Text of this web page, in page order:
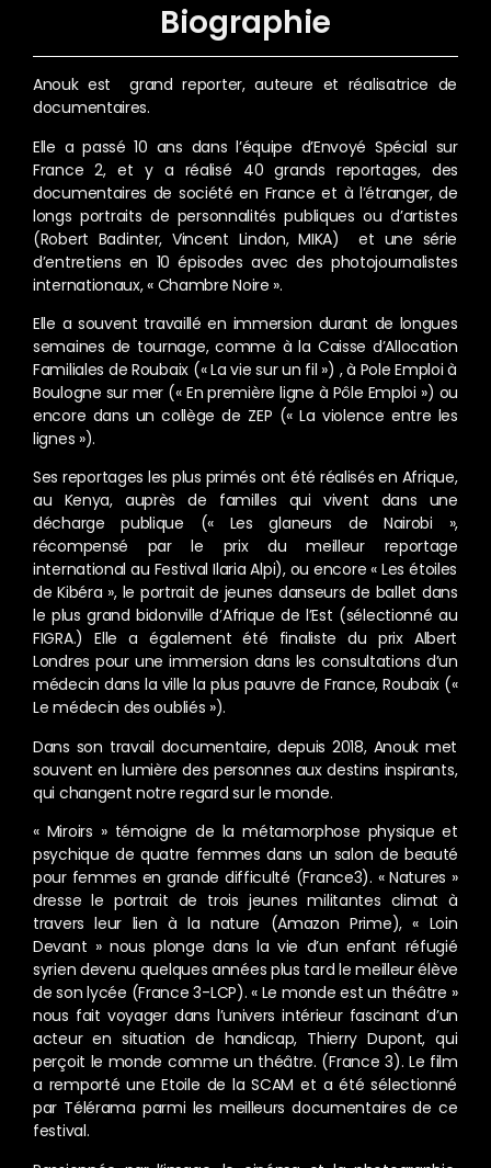
Biographie
Anouk est grand reporter, auteure et réalisatrice de
documentaires.
Elle a passé 10 ans dans l’équipe d’Envoyé Spécial sur
France 2, et y a réalisé 40 grands reportages, des
documentaires de société en France et à l’étranger, de
longs portraits de personnalités publiques ou d’artistes
(Robert Badinter, Vincent Lindon, MIKA) et une série
d’entretiens en 10 épisodes avec des photojournalistes
internationaux, « Chambre Noire ».
Elle a souvent travaillé en immersion durant de longues
semaines de tournage, comme à la Caisse d’Allocation
Familiales de Roubaix (« La vie sur un fil ») , à Pole Emploi à
Boulogne sur mer (« En première ligne à Pôle Emploi ») ou
encore dans un collège de ZEP (« La violence entre les
lignes »).
Ses reportages les plus primés ont été réalisés en Afrique,
au Kenya, auprès de familles qui vivent dans une
décharge publique (« Les glaneurs de Nairobi »,
récompensé par le prix du meilleur reportage
international au Festival Ilaria Alpi), ou encore « Les étoiles
de Kibéra », le portrait de jeunes danseurs de ballet dans
le plus grand bidonville d’Afrique de l’Est (sélectionné au
FIGRA.) Elle a également été finaliste du prix Albert
Londres pour une immersion dans les consultations d’un
médecin dans la ville la plus pauvre de France, Roubaix («
Le médecin des oubliés »).
Dans son travail documentaire, depuis 2018, Anouk met
souvent en lumière des personnes aux destins inspirants,
qui changent notre regard sur le monde.
« Miroirs » témoigne de la métamorphose physique et
psychique de quatre femmes dans un salon de beauté
pour femmes en grande difficulté (France3). « Natures »
dresse le portrait de trois jeunes militantes climat à
travers leur lien à la nature (Amazon Prime), « Loin
Devant » nous plonge dans la vie d’un enfant réfugié
syrien devenu quelques années plus tard le meilleur élève
de son lycée (France 3-LCP). « Le monde est un théâtre »
nous fait voyager dans l’univers intérieur fascinant d’un
acteur en situation de handicap, Thierry Dupont, qui
perçoit le monde comme un théâtre. (France 3). Le film
a remporté une Etoile de la SCAM et a été sélectionné
par Télérama parmi les meilleurs documentaires de ce
festival.